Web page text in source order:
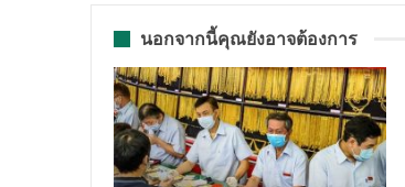
นอกจากนี้คุณยังอาจต้องการ